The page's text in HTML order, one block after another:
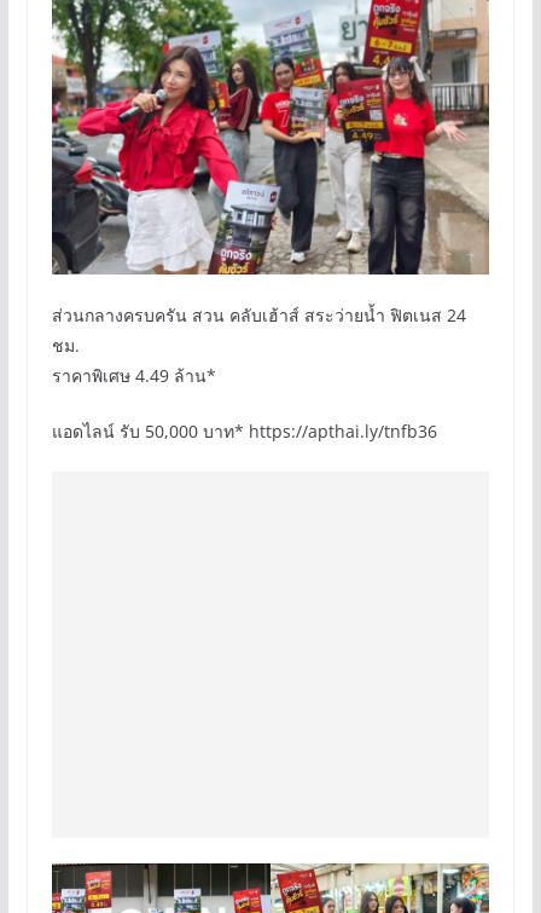
ส่วนกลางครบครัน สวน คลับเฮ้าส์ สระว่ายน้ำ ฟิตเนส 24
ชม.
ราคาพิเศษ 4.49 ล้าน*
แอดไลน์ รับ 50,000 บาท* https://apthai.ly/tnfb36